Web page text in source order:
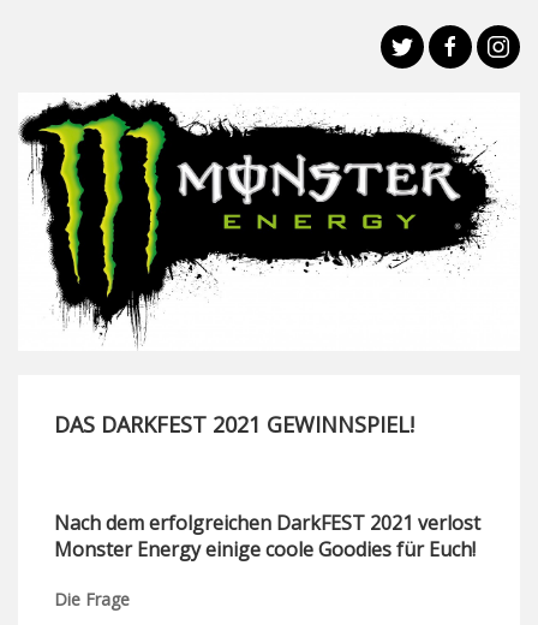
DAS DARKFEST 2021 GEWINNSPIEL!
Nach dem erfolgreichen DarkFEST 2021 verlost
Monster Energy einige coole Goodies für Euch!
Die Frage